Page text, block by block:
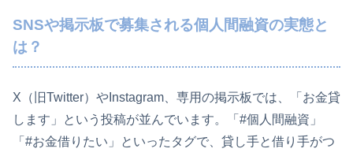
SNSや掲示板で募集される個人間融資の実態と
は？
X（旧Twitter）やInstagram、専用の掲示板では、「お金貸
します」という投稿が並んでいます。「#個人間融資」
「#お金借りたい」といったタグで、貸し手と借り手がつ